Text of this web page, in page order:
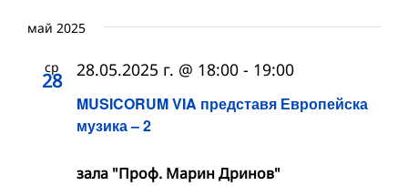
date.
май 2025
ср
28
MUSICORUM VIA представя Европейска
музика – 2
28.05.2025 г. @ 18:00 - 19:00
зала "Проф. Марин Дринов"